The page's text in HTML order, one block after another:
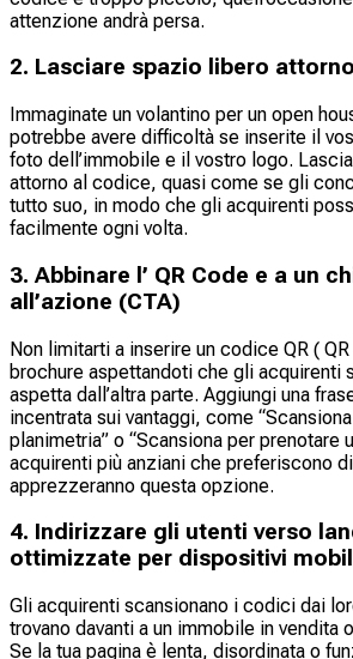
attenzione andrà persa.
2. Lasciare spazio libero
Immaginate un volantino per un open
potrebbe avere difficoltà se inserite il
foto dell’immobile e il vostro logo.
attorno al codice, quasi come se gli
tutto suo, in modo che gli acquirenti
facilmente ogni volta.
3. Abbinare l’ QR Code e a un
all’azione (CTA)
Non limitarti a inserire un codice QR (
brochure aspettandoti che gli acquirenti
aspetta dall’altra parte. Aggiungi una
incentrata sui vantaggi, come
planimetria” o “Scansiona per prenotare
acquirenti più anziani che preferiscono
apprezzeranno questa opzione.
4. Indirizzare gli utenti verso
ottimizzate per dispositivi
Gli acquirenti scansionano i codici dai
trovano davanti a un immobile in vendita
Se la tua pagina è lenta, disordinata o